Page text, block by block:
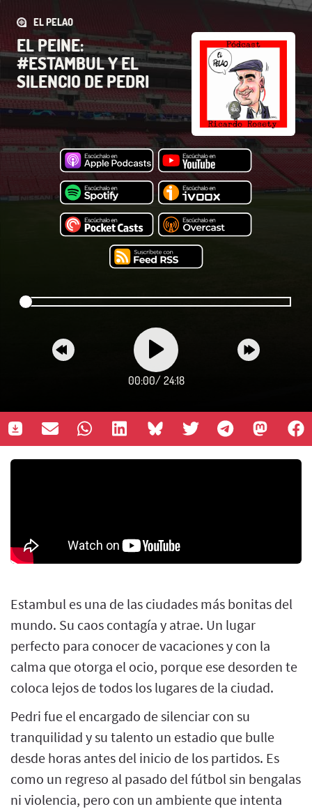
EL PELAO
EL PEINE:
#ESTAMBUL Y EL
SILENCIO DE PEDRI
00:00/ 24:18
Estambul es una de las ciudades más bonitas del
mundo. Su caos contagía y atrae. Un lugar
perfecto para conocer de vacaciones y con la
calma que otorga el ocio, porque ese desorden te
coloca lejos de todos los lugares de la ciudad.
Pedri fue el encargado de silenciar con su
tranquilidad y su talento un estadio que bulle
desde horas antes del inicio de los partidos. Es
como un regreso al pasado del fútbol sin bengalas
ni violencia, pero con un ambiente que intenta